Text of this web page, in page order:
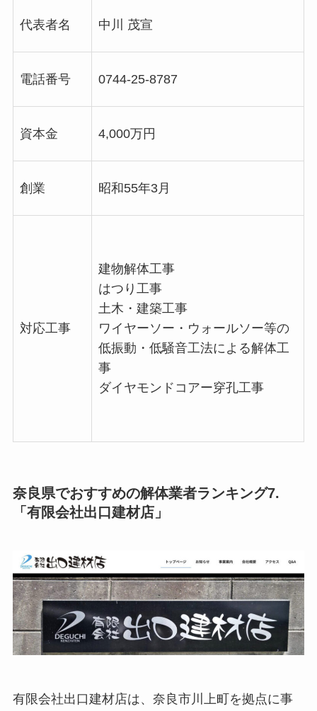
代表者名 中川 茂宣
電話番号 0744-25-8787
資本金 4,000万円
創業 昭和55年3月
対応工事
建物解体工事
はつり工事
土木・建築工事
ワイヤーソー・ウォールソー等の
低振動・低騒音工法による解体工
事
ダイヤモンドコアー穿孔工事
奈良県でおすすめの解体業者ランキング7.
「有限会社出口建材店」
有限会社出口建材店は、奈良市川上町を拠点に事